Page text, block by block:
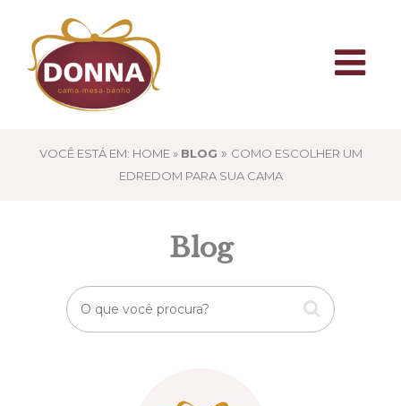
VOCÊ ESTÁ EM: HOME » BLOG » COMO ESCOLHER UM
EDREDOM PARA SUA CAMA
Blog